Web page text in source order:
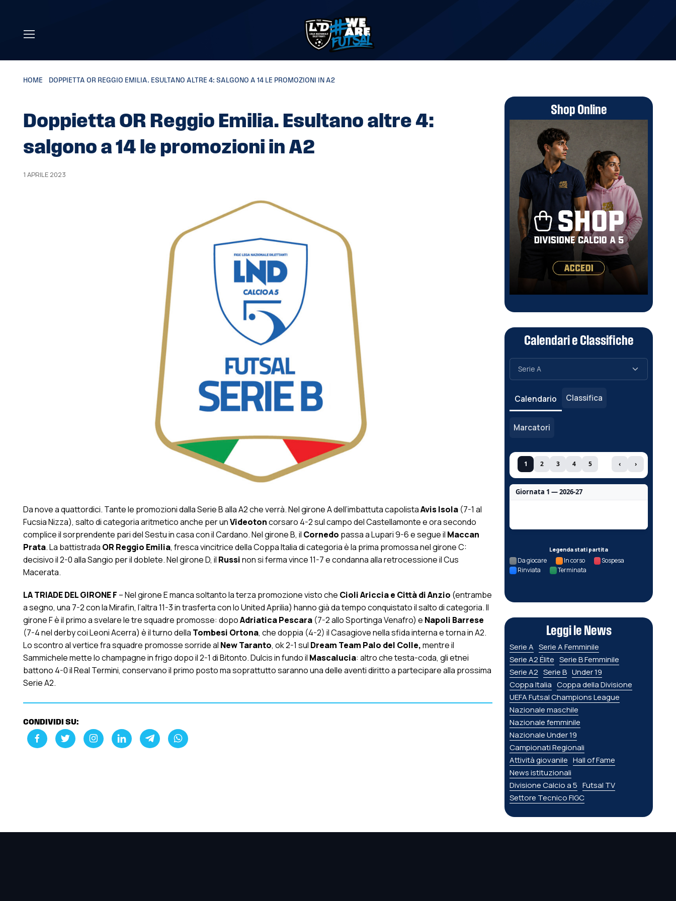
HOME DOPPIETTA OR REGGIO EMILIA. ESULTANO ALTRE 4: SALGONO A 14 LE PROMOZIONI IN A2
Doppietta OR Reggio Emilia. Esultano altre 4:
salgono a 14 le promozioni in A2
1 APRILE 2023
Da nove a quattordici. Tante le promozioni dalla Serie B alla A2 che verrà. Nel girone A dell’imbattuta capolistaAvis Isola(7-1 al
Fucsia Nizza), salto di categoria aritmetico anche per unVideotoncorsaro 4-2 sul campo del Castellamonte e ora secondo
complice il sorprendente pari del Sestu in casa con il Cardano. Nel girone B, il Cornedo passa a Lupari 9-6 e segue il Maccan
Prata. La battistrada OR Reggio Emilia, fresca vincitrice della Coppa Italia di categoria è la prima promossa nel girone C:
decisivo il 2-0 alla Sangio per il doblete. Nel girone D, il Russinon si ferma vince 11-7 e condanna alla retrocessione il Cus
Macerata.
LA TRIADE DEL GIRONE F – Nel girone E manca soltanto la terza promozione visto che Cioli Ariccia e Città di Anzio (entrambe
a segno, una 7-2 con la Mirafin, l’altra 11-3 in trasferta con lo United Aprilia) hanno già da tempo conquistato il salto di categoria. Il
girone F è il primo a svelare le tre squadre promosse: dopoAdriatica Pescara(7-2 allo Sportinga Venafro) e Napoli Barrese
(7-4 nel derby coi Leoni Acerra) è il turno della Tombesi Ortona, che doppia (4-2) il Casagiove nella sfida interna e torna in A2.
Lo scontro al vertice fra squadre promosse sorride al New Taranto, ok 2-1 sul Dream Team Palo del Colle,mentre il
Sammichele mette lo champagne in frigo dopo il 2-1 di Bitonto. Dulcis in fundo il Mascalucia: altro che testa-coda, gli etnei
battono 4-0 il Real Termini, conservano il primo posto ma soprattutto saranno una delle aventi diritto a partecipare alla prossima
Serie A2.
CONDIVIDI SU:
Shop Online
Calendari e Classifiche
Calendario Classifica
Marcatori
1 2 3 4 5 ‹ ›
Giornata 1 — 2026-27
Legenda stati partita
Da giocare In corso
Sospesa
Rinviata
Terminata
Leggi le News
Serie A Serie A Femminile
Serie A2 Élite Serie B Femminile
Serie A2 Serie B Under 19
Coppa Italia Coppa della Divisione
UEFA Futsal Champions League
Nazionale maschile
Nazionale femminile
Nazionale Under 19
Campionati Regionali
Attività giovanile Hall of Fame
News istituzionali
Divisione Calcio a 5 Futsal TV
Settore Tecnico FIGC